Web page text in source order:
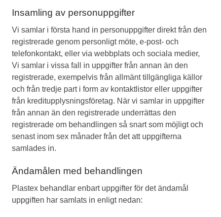
Insamling av personuppgifter
Vi samlar i första hand in personuppgifter direkt från den
registrerade genom personligt möte, e-post- och
telefonkontakt, eller via webbplats och sociala medier,
Vi samlar i vissa fall in uppgifter från annan än den
registrerade, exempelvis från allmänt tillgängliga källor
och från tredje part i form av kontaktlistor eller uppgifter
från kreditupplysningsföretag. När vi samlar in uppgifter
från annan än den registrerade underrättas den
registrerade om behandlingen så snart som möjligt och
senast inom sex månader från det att uppgifterna
samlades in.
Ändamålen med behandlingen
Plastex behandlar enbart uppgifter för det ändamål
uppgiften har samlats in enligt nedan: